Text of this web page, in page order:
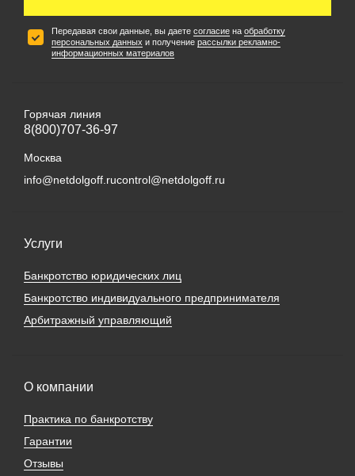
Передавая свои данные, вы даете согласие на обработку
персональных данных и получение рассылки рекламно-
информационных материалов
Услуги
Банкротство юридических лиц
Банкротство индивидуального предпринимателя
Арбитражный управляющий
О компании
Практика по банкротству
Гарантии
Отзывы
Горячая линия
8(800)707-36-97
Москва
info@netdolgoff.rucontrol@netdolgoff.ru